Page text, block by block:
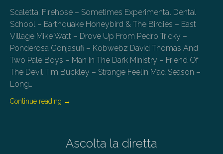
Scaletta: Firehose – Sometimes Experimental Dental
School – Earthquake Honeybird & The Birdies – East
Village Mike Watt – Drove Up From Pedro Tricky –
Ponderosa Gonjasufi – Kobwebz David Thomas And
Two Pale Boys – Man In The Dark Ministry – Friend Of
The Devil Tim Buckley – Strange Feelin Mad Season –
Long…
Continue reading →
Ascolta la diretta